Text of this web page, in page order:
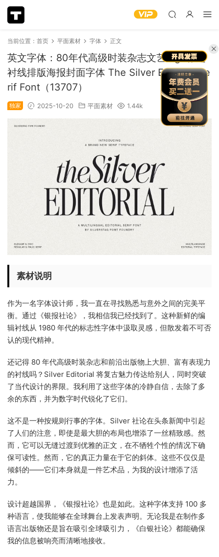
当前位置： 首页 平面素材 字体 正文
英文字体：80年代高级时装杂志文艺logo标题
衬线排版海报封面字体 The Silver Editorial Se
rif Font（13707）
独家 2025-10-20 平面素材 1.44k
素材说明
作为一名字体设计师，我一直在寻找熟悉与意外之间的完美平
衡。通过《银报社论》，我相信我已经找到了。这种新鲜的编
辑衬线从 1980 年代的标志性字体中汲取灵感，但散发着不可否
认的现代精神。
还记得 80 年代高级时装杂志和前沿出版物上大胆、富有表现力
的衬线吗？Silver Editorial 将复古魅力传达给别人，同时突破
了当代设计的界限。我利用了这些字体的冷静自信，去除了多
余的东西，并为数字时代锐化了它们。
这不是一种按规则行事的字体。Silver 社论在头条新闻中引起
了人们的注意，即使是最大胆的布局也增添了一丝精致感。然
而，它可以无缝过渡到优雅的正文，在不牺牲个性的情况下确
保可读性。然而，它的真正力量在于它的斜体。这些不仅仅是
倾斜的——它们本身就是一件艺术品，为我的设计增添了活
力。
设计超越国界，《银报社论》也是如此。这种字体支持 100 多
种语言，使我能够在全球舞台上发表声明。无论我是在制作多
语言出版物还是旨在吸引全球吸引力，《白银社论》都能确保
我的信息被响亮而清晰地接收。